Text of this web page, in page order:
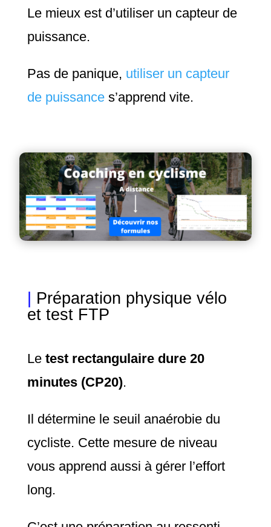
Le mieux est d’utiliser un capteur de
puissance.
Pas de panique, utiliser un capteur
de puissances’apprend vite.
Préparation physique vélo
et test FTP
Letest rectangulaire dure 20
minutes (CP20).
Il détermine le seuil anaérobie du
cycliste. Cette mesure de niveau
vous apprend aussi à gérer l’effort
long.